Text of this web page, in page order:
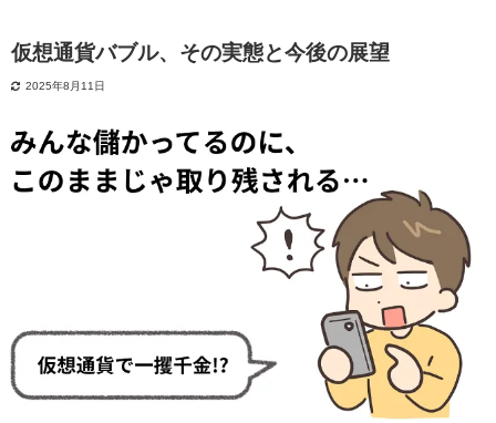
仮想通貨バブル、その実態と今後の展望
2025年8月11日